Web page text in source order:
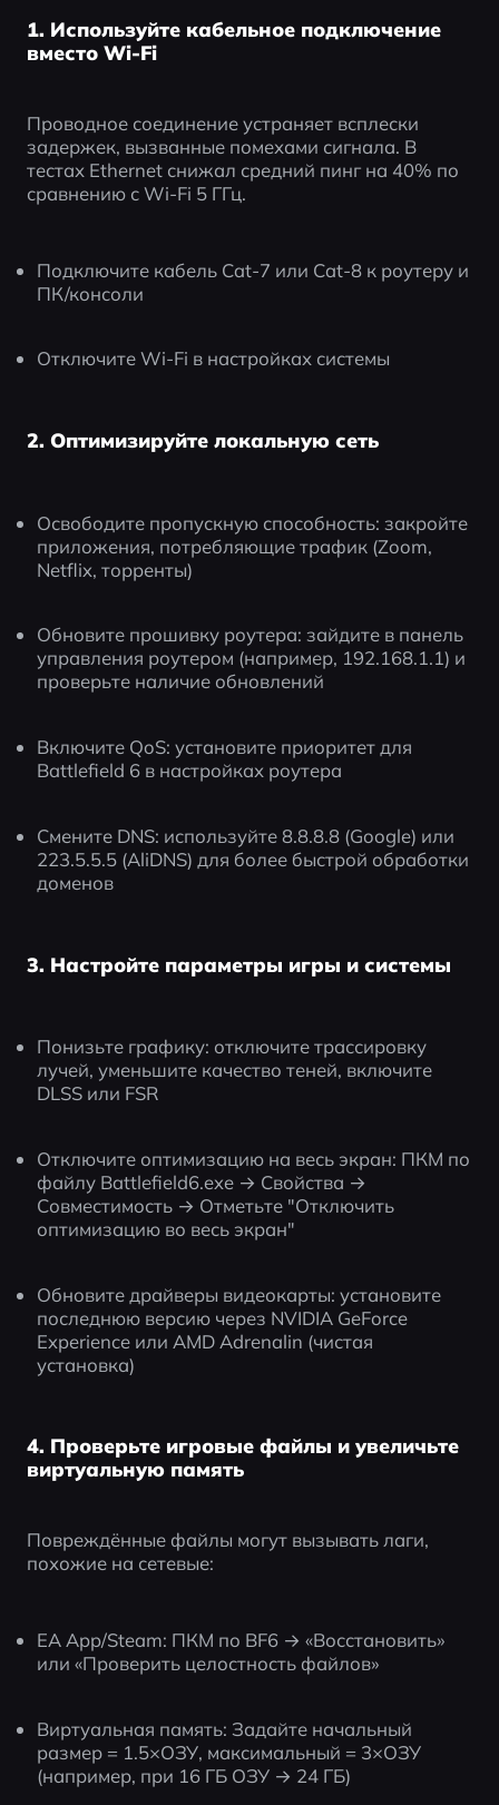
1. Используйте кабельное подключение
вместо Wi-Fi
Проводное соединение устраняет всплески
задержек, вызванные помехами сигнала. В
тестах Ethernet снижал средний пинг на 40% по
сравнению с Wi-Fi 5 ГГц.
Подключите кабель Cat-7 или Cat-8 к роутеру и
ПК/консоли
Отключите Wi-Fi в настройках системы
2. Оптимизируйте локальную сеть
Освободите пропускную способность: закройте
приложения, потребляющие трафик (Zoom,
Netflix, торренты)
Обновите прошивку роутера: зайдите в панель
управления роутером (например, 192.168.1.1) и
проверьте наличие обновлений
Включите QoS: установите приоритет для
Battlefield 6 в настройках роутера
Смените DNS: используйте 8.8.8.8 (Google) или
223.5.5.5 (AliDNS) для более быстрой обработки
доменов
3. Настройте параметры игры и системы
Понизьте графику: отключите трассировку
лучей, уменьшите качество теней, включите
DLSS или FSR
Отключите оптимизацию на весь экран: ПКМ по
файлу Battlefield6.exe → Свойства →
Совместимость → Отметьте "Отключить
оптимизацию во весь экран"
Обновите драйверы видеокарты: установите
последнюю версию через NVIDIA GeForce
Experience или AMD Adrenalin (чистая
установка)
4. Проверьте игровые файлы и увеличьте
виртуальную память
Повреждённые файлы могут вызывать лаги,
похожие на сетевые:
EA App/Steam: ПКМ по BF6 → «Восстановить»
или «Проверить целостность файлов»
Виртуальная память: Задайте начальный
размер = 1.5×ОЗУ, максимальный = 3×ОЗУ
(например, при 16 ГБ ОЗУ → 24 ГБ)